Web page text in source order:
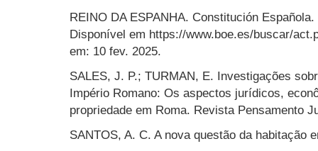
REINO DA ESPANHA. Constitución
Disponível em https://www.boe.es/buscar/
em: 10 fev. 2025.
SALES, J. P.; TURMAN, E. Investigações
Império Romano: Os aspectos jurídicos,
propriedade em Roma. Revista Pensamento
SANTOS, A. C. A nova questão da habitação